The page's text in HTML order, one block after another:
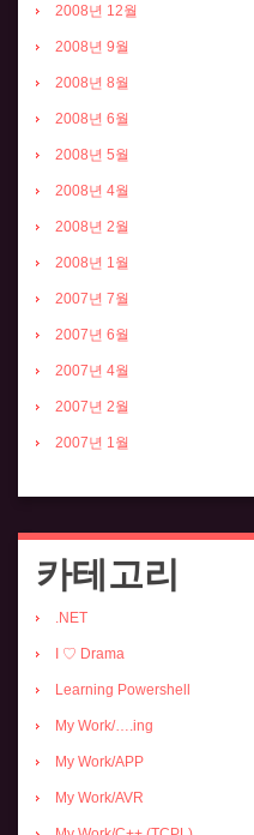
2008년 12월
2008년 9월
2008년 8월
2008년 6월
2008년 5월
2008년 4월
2008년 2월
2008년 1월
2007년 7월
2007년 6월
2007년 4월
2007년 2월
2007년 1월
카테고리
.NET
I ♡ Drama
Learning Powershell
My Work/….ing
My Work/APP
My Work/AVR